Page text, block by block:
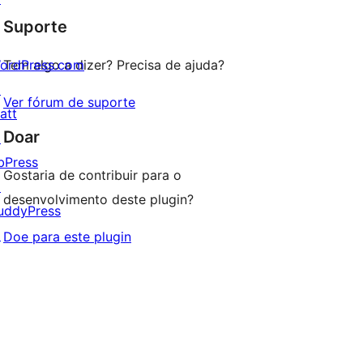
1
Suporte
Tem algo a dizer? Precisa de ajuda?
Ver fórum de suporte
Doar
Gostaria de contribuir para o
desenvolvimento deste plugin?
Doe para este plugin